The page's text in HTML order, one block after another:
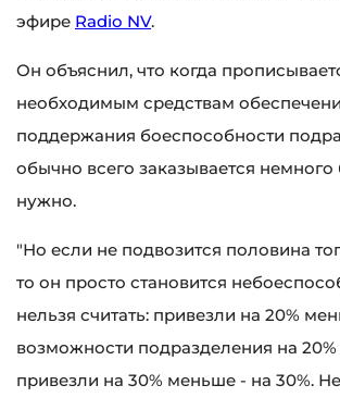
эфире Radio NV.
Он объяснил, что когда
необходимым средствам
поддержания боеспособности
обычно всего заказывается
нужно.
"Но если не подвозится половина
то он просто становится
нельзя считать: привезли на 20%
возможности подразделения на
привезли на 30% меньше - на 30%.